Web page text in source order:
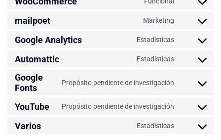
mailpoet Marketing
Google Analytics Estadísticas
Automattic Estadísticas
Google
Fonts
Propósito pendiente de investigación
YouTube Propósito pendiente de investigación
Varios Estadísticas